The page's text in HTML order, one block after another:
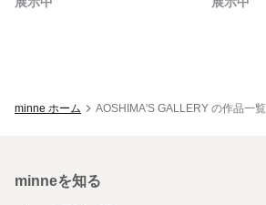
minne ホーム AOSHIMA'S GALLERY の作品一覧
minneを知る